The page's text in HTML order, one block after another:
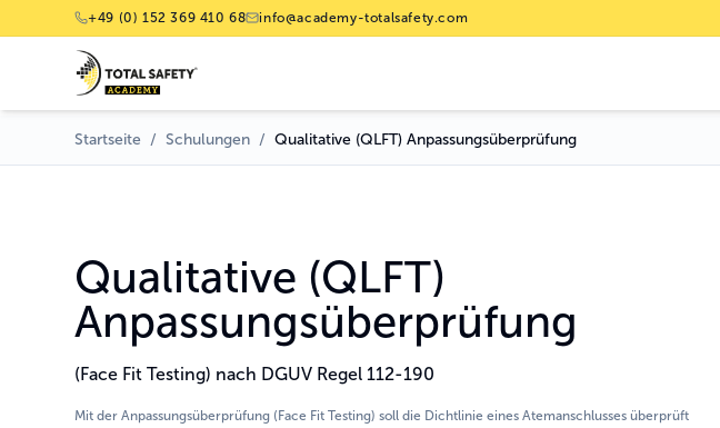
+49 (0) 152 369 410 68 info@academy-totalsafety.com
Startseite / Schulungen / Qualitative (QLFT) Anpassungsüberprüfung
Qualitative (QLFT)
Anpassungsüberprüfung
(Face Fit Testing) nach DGUV Regel 112-190
Mit der Anpassungsüberprüfung (Face Fit Testing) soll die Dichtlinie eines Atemanschlusses überprüft